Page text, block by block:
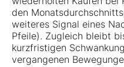
den
weiteres Signal eines
Pfeile). Zugleich bleibt
kurzfristigen
vergangenen